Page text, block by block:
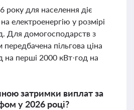
для населення діє
електроенергію у розмірі
Для домогосподарств з
пільгова ціна
на перші 2000 кВт·год на
затримки виплат за
у 2026 році?